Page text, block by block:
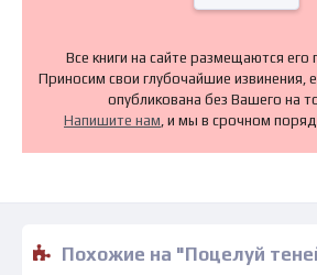
Все книги на сайте размещаются его
Приносим свои глубочайшие извинения,
опубликована без Вашего на
Напишите нам, и мы в срочном
Похожие на "Поцелуй теней - Лорел Гамильтон" книги читать бесплатно полные